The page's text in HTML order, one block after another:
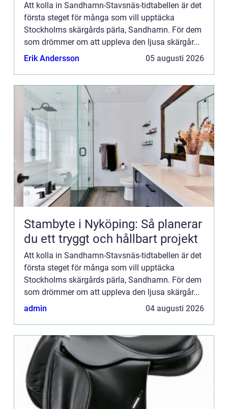
Att kolla in Sandhamn-Stavsnäs-tidtabellen är det
första steget för många som vill upptäcka
Stockholms skärgårds pärla, Sandhamn. För dem
som drömmer om att uppleva den ljusa skärgår...
Erik Andersson
05 augusti 2026
Stambyte i Nyköping: Så planerar
du ett tryggt och hållbart projekt
Att kolla in Sandhamn-Stavsnäs-tidtabellen är det
första steget för många som vill upptäcka
Stockholms skärgårds pärla, Sandhamn. För dem
som drömmer om att uppleva den ljusa skärgår...
admin
04 augusti 2026